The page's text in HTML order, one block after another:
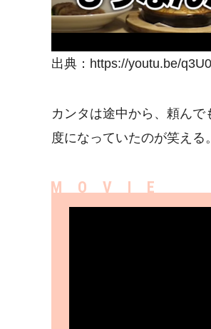
出典：https://youtu.be/
カンタは途中から、頼ん
度になっていたのが笑える